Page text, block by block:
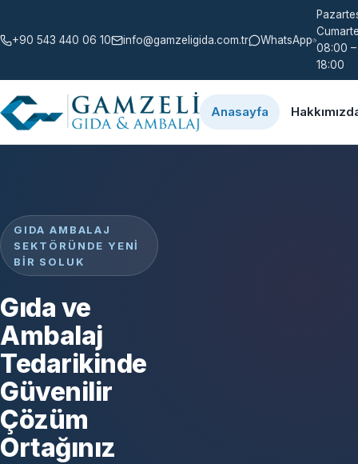
+90 543 440 06 10 info@gamzeligida.com.tr WhatsApp
08:00 –
18:00
Anasayfa
GIDA AMBALAJ
SEKTÖRÜNDE YENI
BIR SOLUK
Gıda ve
Ambalaj
Tedarikinde
Güvenilir
Çözüm
Ortağınız